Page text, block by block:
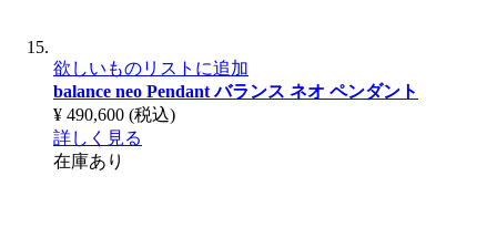
欲しいものリストに追加
balance neo Pendantバランス ネオ ペンダント
¥ 490,600 (税込)
詳しく見る
在庫あり